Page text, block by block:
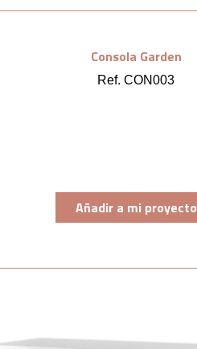
Consola Garden
Ref. CON003
Añadir a mi proyecto